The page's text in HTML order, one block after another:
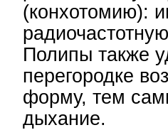
(конхотомию):
Полипы также
перегородке
форму, тем
дыхание.